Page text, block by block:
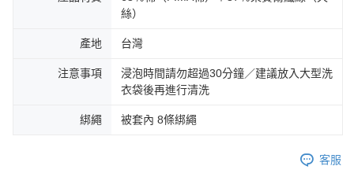
絲）
產地 台灣
注意事項
浸泡時間請勿超過30分鐘／建議放入大型洗
衣袋後再進行清洗
綁繩 被套內 8條綁繩
客服